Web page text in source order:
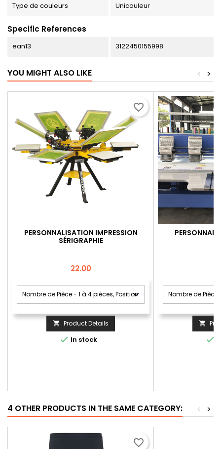
Type de couleurs Unicouleur
Specific References
ean13 3122450155998
YOU MIGHT ALSO LIKE >
<
PERSONNALISATION IMPRESSION
SÉRIGRAPHIE
Price
22.00
 Product Details
 In stock
favorite_border


4 OTHER PRODUCTS IN THE SAME CATEGORY: >
<
favorite_border